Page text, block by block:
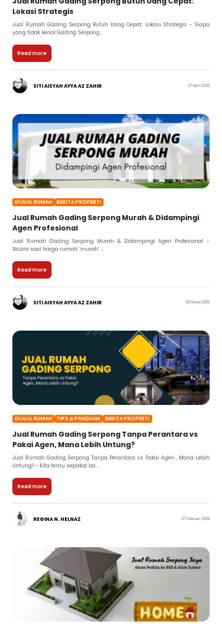
Lokasi Strategis
Jual Rumah Gading Serpong Butuh Uang Cepat: Lokasi Strategis - Siapa
yang tidak kenal Gading Serpong...
Read more
SITI AISYAH AYYA AZ ZAHIR 17 April 2026
DIJUAL RUMAH BERITA PROPERTI
Jual Rumah Gading Serpong Murah & Didampingi
Agen Profesional
Jual Rumah Gading Serpong Murah & Didampingi Agen Profesional -
Bicara soal harga rumah ‘murah’ ...
Read more
SITI AISYAH AYYA AZ ZAHIR 02 Maret 2026
DIJUAL RUMAH TIPS & PANDUAN BERITA PROPERTI
Jual Rumah Gading Serpong Tanpa Perantara vs
Pakai Agen, Mana Lebih Untung?
Jual Rumah Gading Serpong Tanpa Perantara vs Pakai Agen , Mana Lebih
Untung? - Kita tentu sepakat ba...
Read more
REGINA N. HELNAZ 27 Februari 2026